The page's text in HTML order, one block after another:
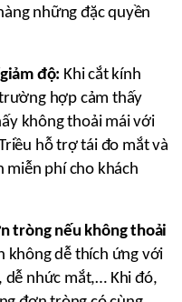
những đặc quyền
độ: Khi cắt kính
hợp cảm thấy
không thoải mái với
hỗ trợ tái đo mắt và
miễn phí cho khách
tròng nếu không thoải
không dễ thích ứng với
dễ nhức mắt,… Khi đó,